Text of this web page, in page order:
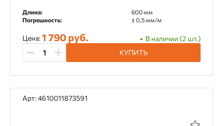
Длина:
600 мм
Погрешность:
± 0,5 мм/м
Цена:1 790 руб.
В наличии (2 шт.)
КУПИТЬ
Арт: 4610011873591